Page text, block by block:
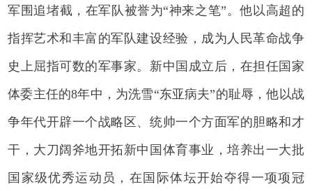
军围追堵截，在军队被誉为“神来之笔”。他以高超的
指挥艺术和丰富的军队建设经验，成为人民革命战争
史上屈指可数的军事家。新中国成立后，在担任国家
体委主任的8年中，为洗雪“东亚病夫”的耻辱，他以战
争年代开辟一个战略区、统帅一个方面军的胆略和才
干，大刀阔斧地开拓新中国体育事业，培养出一大批
国家级优秀运动员，在国际体坛开始夺得一项项冠